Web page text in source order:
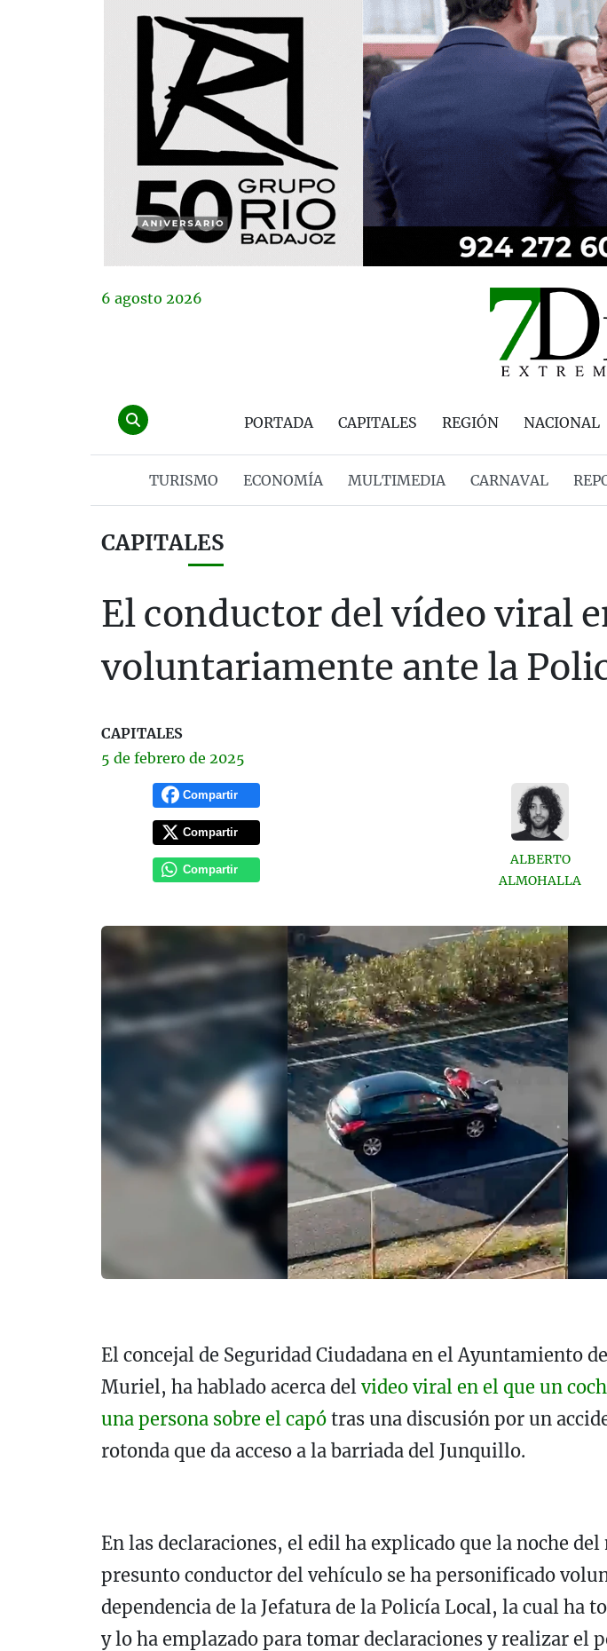
6 agosto 2026
PORTADA CAPITALES REGIÓN NACIONAL
TURISMO ECONOMÍA MULTIMEDIA CARNAVAL
CAPITALES
El conductor del vídeo viral
voluntariamente ante la
CAPITALES
5 de febrero de 2025
Compartir
Compartir
Compartir
ALBERTO
ALMOHALLA
El concejal de Seguridad Ciudadana en el Ayuntamiento
Muriel, ha hablado acerca del video viral en el que un
una persona sobre el capó tras una discusión por un
rotonda que da acceso a la barriada del Junquillo.
En las declaraciones, el edil ha explicado que la noche del
presunto conductor del vehículo se ha personificado
dependencia de la Jefatura de la Policía Local, la cual ha
y lo ha emplazado para tomar declaraciones y realizar el